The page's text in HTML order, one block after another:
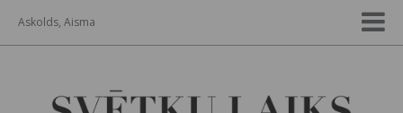
Askolds, Aisma